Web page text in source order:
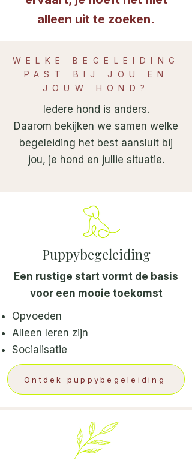
alleen uit te zoeken.
WELKE BEGELEIDING
PAST BIJ JOU EN
JOUW HOND?
Iedere hond is anders.
Daarom bekijken we samen welke
begeleiding het best aansluit bij
jou, je hond en jullie situatie.
Puppybegeleiding
Een rustige start vormt de basis
voor een mooie toekomst
Opvoeden
Alleen leren zijn
Socialisatie
Ontdek puppybegeleiding